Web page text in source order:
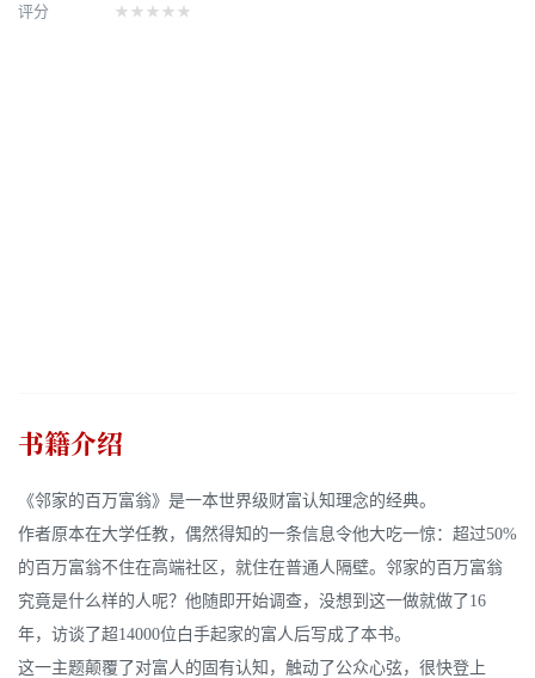
评分
★★★★★
书籍介绍
《邻家的百万富翁》是一本世界级财富认知理念的经典。
作者原本在大学任教，偶然得知的一条信息令他大吃一惊：超过50%
的百万富翁不住在高端社区，就住在普通人隔壁。邻家的百万富翁
究竟是什么样的人呢？他随即开始调查，没想到这一做就做了16
年，访谈了超14000位白手起家的富人后写成了本书。
这一主题颠覆了对富人的固有认知，触动了公众心弦，很快登上